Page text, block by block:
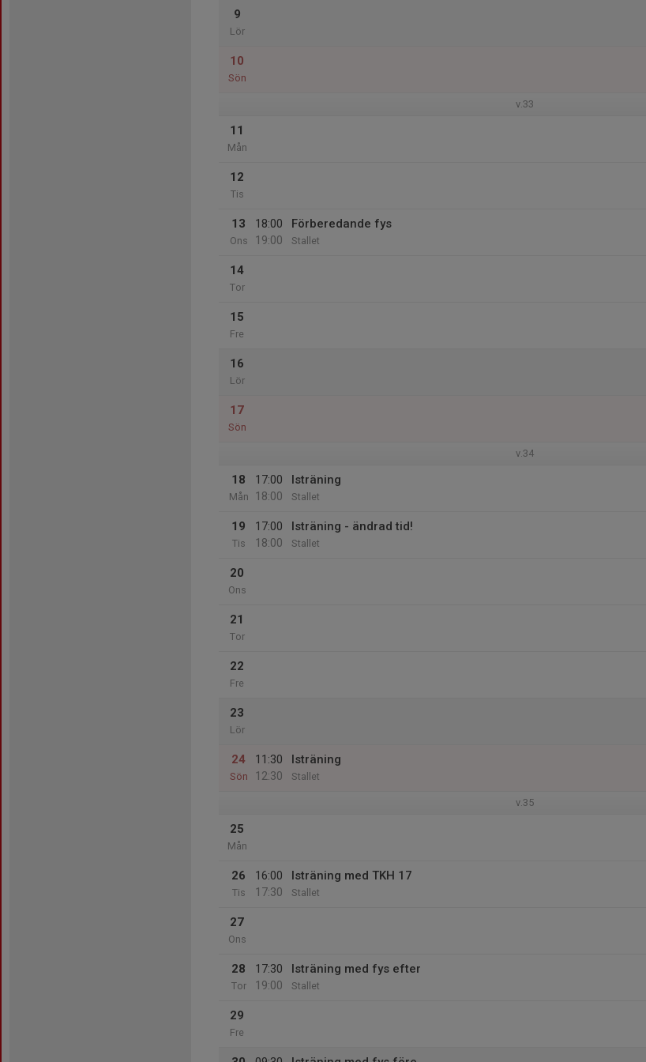
9
Lör
10
Sön
v.33
11
Mån
12
Tis
13
Ons
18:00
19:00
Förberedande fys
Stallet
14
Tor
15
Fre
16
Lör
17
Sön
v.34
18
Mån
17:00
18:00
Isträning
Stallet
19
Tis
17:00
18:00
Isträning - ändrad tid!
Stallet
20
Ons
21
Tor
22
Fre
23
Lör
24
Sön
11:30
12:30
Isträning
Stallet
v.35
25
Mån
26
Tis
16:00
17:30
Isträning med TKH 17
Stallet
27
Ons
28
Tor
17:30
19:00
Isträning med fys efter
Stallet
29
Fre